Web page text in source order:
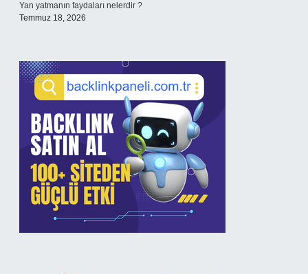
Yan yatmanın faydaları nelerdir ?
Temmuz 18, 2026